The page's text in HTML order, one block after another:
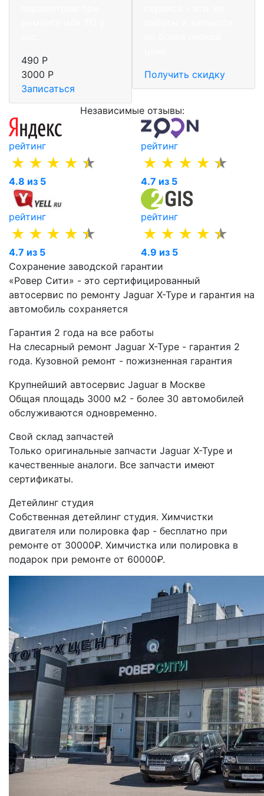
490 Р
3000 Р
Записаться
Получить скидку
Независимые отзывы:
рейтинг
4.8 из 5
рейтинг
4.7 из 5
рейтинг
4.7 из 5
рейтинг
4.9 из 5
Сохранение заводской гарантии
«Ровер Сити» - это сертифицированный
автосервис по ремонту Jaguar X-Type и гарантия на
автомобиль сохраняется
Гарантия 2 года на все работы
На слесарный ремонт Jaguar X-Type - гарантия 2
года. Кузовной ремонт - пожизненная гарантия
Крупнейший автосервис Jaguar в Москве
Общая площадь 3000 м2 - более 30 автомобилей
обслуживаются одновременно.
Свой склад запчастей
Только оригинальные запчасти Jaguar X-Type и
качественные аналоги. Все запчасти имеют
сертификаты.
Детейлинг студия
Собственная детейлинг студия. Химчистки
двигателя или полировка фар - бесплатно при
ремонте от 30000₽. Химчистка или полировка в
подарок при ремонте от 60000₽.